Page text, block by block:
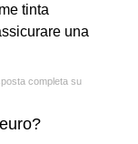
tinta
una
completa su